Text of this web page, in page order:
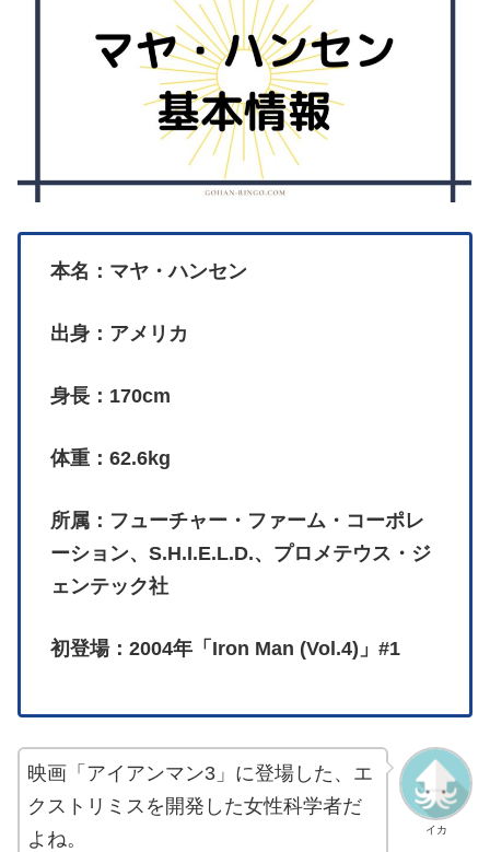
本名：マヤ・ハンセン
出身：アメリカ
身長：170cm
体重：62.6kg
所属： フューチャー・ファーム・コーポレ
ーション、S.H.I.E.L.D.、プロメテウス・ジ
ェンテック社
初登場：2004年「Iron Man (Vol.4)」#1
イカ
映画「アイアンマン3」に登場した、エ
クストリミスを開発した女性科学者だ
よね。